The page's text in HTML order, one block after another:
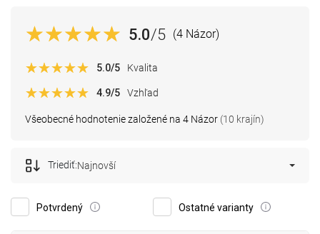
5.0/5 (4 Názor)
Všeobecné hodnotenie založené na 4 Názor (10 krajín)
5.0/5 Kvalita
4.9/5 Vzhľad
Potvrdený Ostatné varianty
Triediť:Najnovší